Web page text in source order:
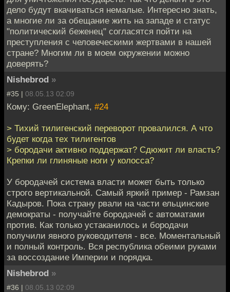
дело будут вкачиваться немалые. Интересно знать,
а многие ли за обещание жить на западе и статус
"политический беженец" согласятся пойти на
преступления с человеческими жертвами в нашей
стране? Многим ли в моем окружении можно
доверять?
Nishebrod »
#35 | 08.05.13 02:09
Кому: GreenElephant, #24
> Тихий тилигенский переворот провалился. А что
будет когда тех тилигентов
> бородачи активно поддержат? Сдюжит ли власть?
Крепки ли глиняные ноги у колосса?
У бородачей система власти может быть только
строго вертикальной. Самый яркий пример - Рамзан
Кадыров. Пока страну рвали на части ельцинские
демократы - получайте бородачей с автоматами
против. Как только устаканилось и бородачи
получили явного руководителя - все. Моментальный
и полный контроль. Вся республика обеими руками
за воссоздание Империи и порядка.
Nishebrod »
#36 | 08.05.13 02:09